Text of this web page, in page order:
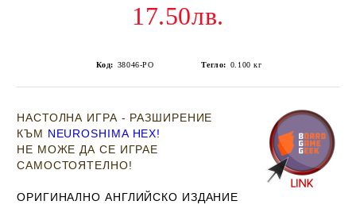
17.50лв.
Код: 38046-PO Тегло: 0.100 кг
НАСТОЛНА ИГРА - РАЗШИРЕНИЕ
КЪМ NEUROSHIMA HEX!
НЕ МОЖЕ ДА СЕ ИГРАЕ
САМОСТОЯТЕЛНО!
ОРИГИНАЛНО АНГЛИЙСКО ИЗДАНИЕ